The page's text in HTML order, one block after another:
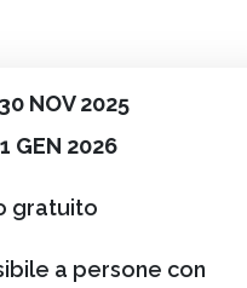
30 NOV 2025
GEN 2026
gratuito
a persone con